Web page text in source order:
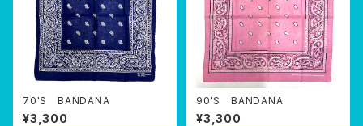
70'S BANDANA
¥3,300
90'S BANDANA
¥3,300